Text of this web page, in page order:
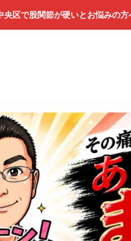
央区で股関節が硬いとお悩みの